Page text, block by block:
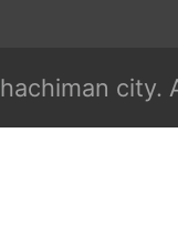
city.